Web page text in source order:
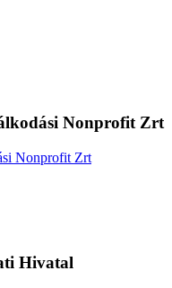
Nonprofit Zrt
Hivatal